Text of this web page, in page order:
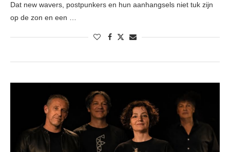
Dat new wavers, postpunkers en hun aanhangsels niet tuk zijn
op de zon en een …